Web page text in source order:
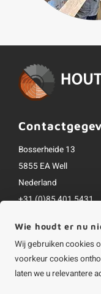
Bosserheide 13
5855 EA Well
Nederland
+31 (0)85 401 5431
Alle bedragen zijn
Wie houdt er nu
Wij gebruiken cookies
voorkeur cookies
laten we u relevantere